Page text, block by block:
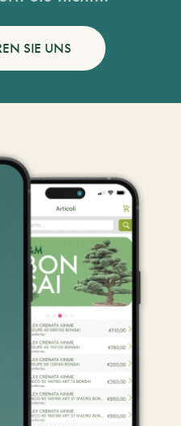
SIE UNS